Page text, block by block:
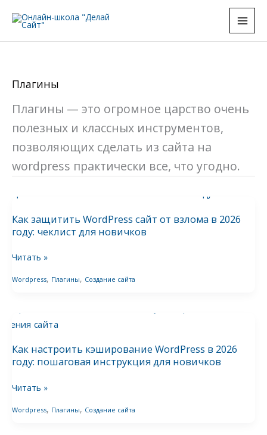
Плагины
Плагины — это огромное царство очень
полезных и классных инструментов,
позволяющих сделать из сайта на
wordpress практически все, что угодно.
Как защитить WordPress сайт от взлома в 2026
году: чеклист для новичков
WordPress
сайт
в
году:
чеклист
новичков
Читать »
Wordpress, Плагины, Создание сайта
Как настроить кэширование WordPress в 2026
году: пошаговая инструкция для новичков
настроить
WordPress
в
2026
пошаговая
Читать »
Wordpress, Плагины, Создание сайта